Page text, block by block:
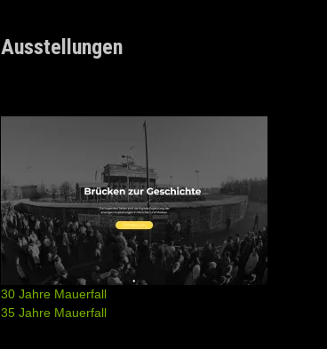
Ausstellungen
30 Jahre Mauerfall
35 Jahre Mauerfall